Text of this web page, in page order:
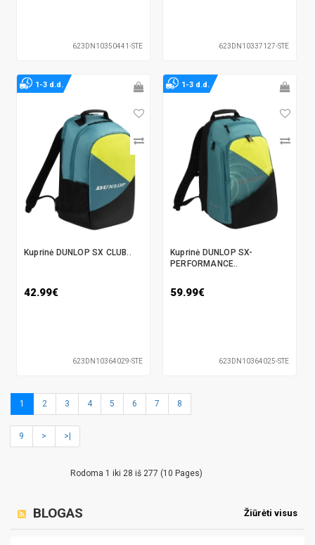
623DN10350441-STE 623DN10337127-STE
Kuprinė DUNLOP SX CLUB..
42.99€
623DN10364029-STE
1-3 d.d.
Kuprinė DUNLOP SX-
PERFORMANCE..
59.99€
623DN10364025-STE
1-3 d.d.
1 2 3 4 5 6 7 8
9 > >|
Rodoma 1 iki 28 iš 277 (10 Pages)
Žiūrėti visus
BLOGAS